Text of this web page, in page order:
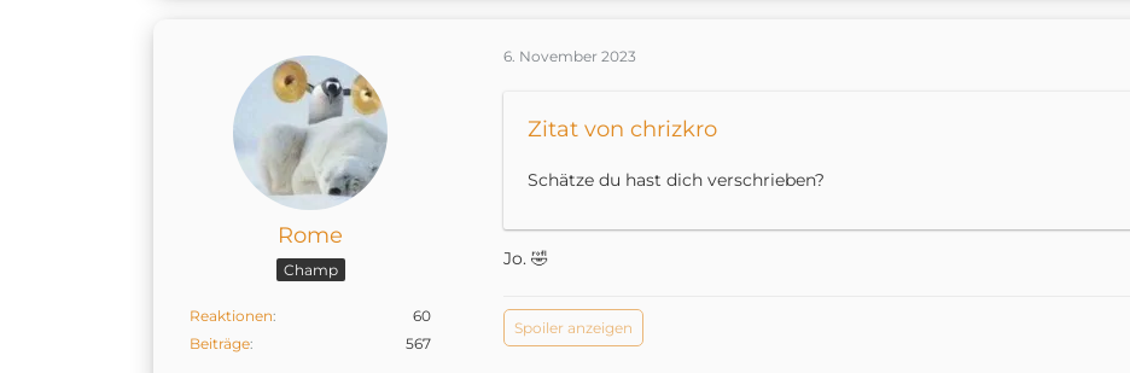
Rome
Champ
Reaktionen
60
Beiträge
567
6. November 2023
Zitat von chrizkro
Schätze du hast dich verschrieben?
Jo. 🤣
Spoiler anzeigen